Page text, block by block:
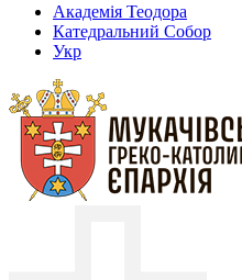
Академія Теодора
Катедральний Собор
Укр